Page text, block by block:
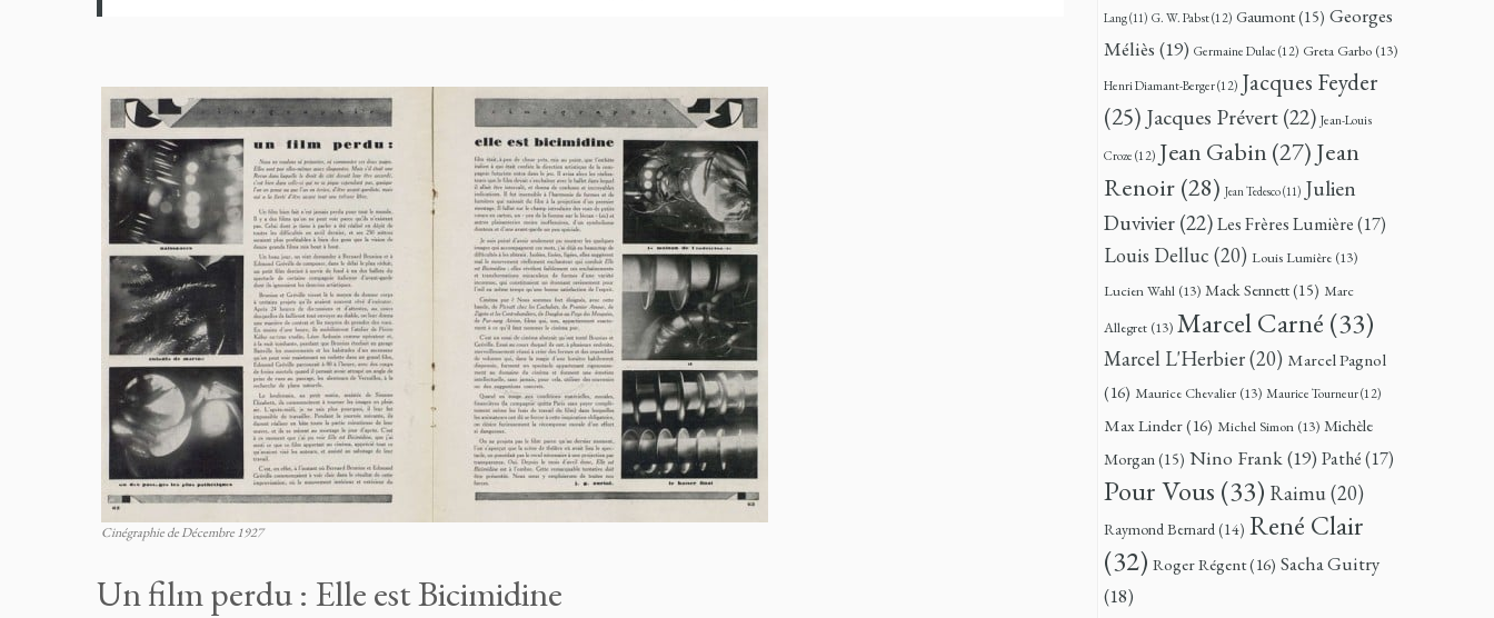
Cinégraphie de Décembre 1927
Un film perdu : Elle est Bicimidine
Lang(11) G. W. Pabst(12) Gaumont(15) Georges
Méliès (19) Germaine Dulac (12) Greta Garbo (13)
Henri Diamant-Berger(12) Jacques Feyder
(25) Jacques Prévert(22) Jean-Louis
Croze (12) Jean Gabin (27) Jean
Renoir (28) Jean Tedesco(11) Julien
Duvivier(22)Les Frères Lumière(17)
Louis Delluc (20) Louis Lumière (13)
Lucien Wahl (13) Mack Sennett(15) Marc
Allegret (13) Marcel Carné (33)
Marcel L'Herbier(20) Marcel Pagnol
(16) Maurice Chevalier (13) Maurice Tourneur(12)
Max Linder(16) Michel Simon (13) Michèle
Morgan(15) Nino Frank(19) Pathé(17)
Pour Vous (33) Raimu(20)
Raymond Bernard(14) René Clair
(32) Roger Régent(16) Sacha Guitry
(18)